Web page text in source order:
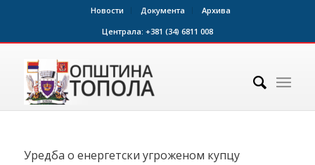
Новости Документа
Архива
Централа: +381 (34) 6811 008
Уредба о енергетски угроженом купцу